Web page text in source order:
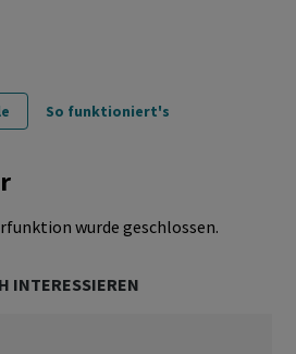
So funktioniert's
wurde geschlossen.
INTERESSIEREN